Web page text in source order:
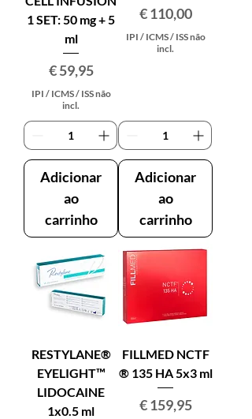
1 SET: 50 mg + 5
ml
Preço
€ 59,95
IPI / ICMS / ISS não
incl.
Adicionar
ao
carrinho
Preço
€ 110,00
IPI / ICMS / ISS não
incl.
Adicionar
ao
carrinho
RESTYLANE®
EYELIGHT™
LIDOCAINE
1x0.5 ml
FILLMED NCTF
® 135 HA 5x3 ml
Preço
€ 159,95